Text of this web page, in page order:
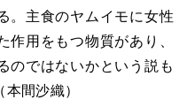
。主食のヤムイモに女性
作用をもつ物質があり、
のではないかという説も
間沙織）